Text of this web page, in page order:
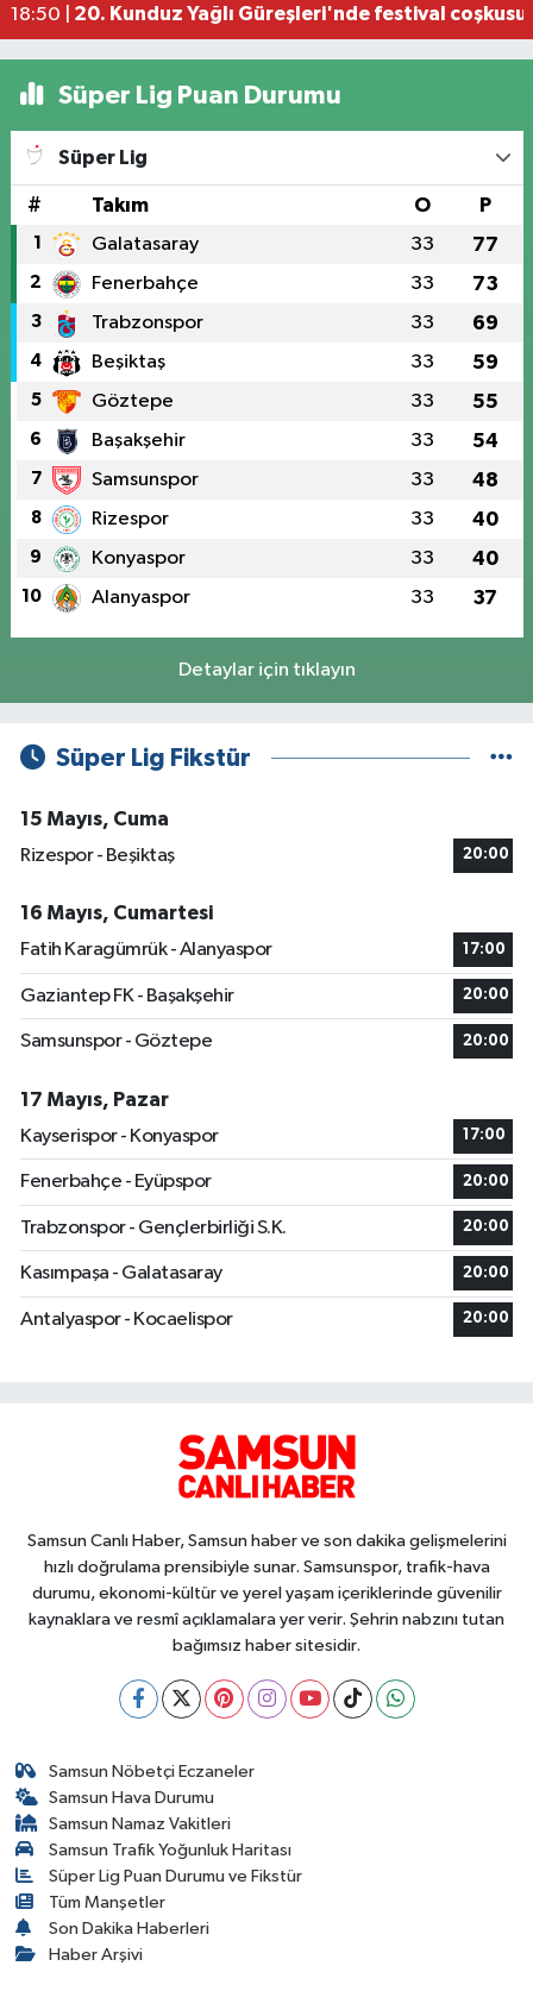
18:50 | 20. Kunduz Yağlı Güreşleri'nde festival
Süper Lig Puan Durumu
Süper Lig
# Takım O P
1 Galatasaray 33 77
2 Fenerbahçe 33 73
3 Trabzonspor 33 69
4 Beşiktaş 33 59
5 Göztepe 33 55
6 Başakşehir 33 54
7 Samsunspor 33 48
8 Rizespor 33 40
9 Konyaspor 33 40
10 Alanyaspor 33 37
Detaylar için tıklayın
Süper Lig Fikstür
15 Mayıs, Cuma
Rizespor - Beşiktaş
20:00
16 Mayıs, Cumartesi
Fatih Karagümrük - Alanyaspor
17:00
Gaziantep FK - Başakşehir 20:00
Samsunspor - Göztepe 20:00
17 Mayıs, Pazar
Kayserispor - Konyaspor
17:00
Fenerbahçe - Eyüpspor 20:00
Trabzonspor - Gençlerbirliği S.K. 20:00
Kasımpaşa - Galatasaray 20:00
Antalyaspor - Kocaelispor 20:00
Samsun Canlı Haber, Samsun haber ve son dakika gelişmelerini
hızlı doğrulama prensibiyle sunar. Samsunspor, trafik-hava
durumu, ekonomi-kültür ve yerel yaşam içeriklerinde güvenilir
kaynaklara ve resmî açıklamalara yer verir. Şehrin nabzını tutan
bağımsız haber sitesidir.
Samsun Nöbetçi Eczaneler
Samsun Hava Durumu
Samsun Namaz Vakitleri
Samsun Trafik Yoğunluk Haritası
Süper Lig Puan Durumu ve Fikstür
Tüm Manşetler
Son Dakika Haberleri
Haber Arşivi